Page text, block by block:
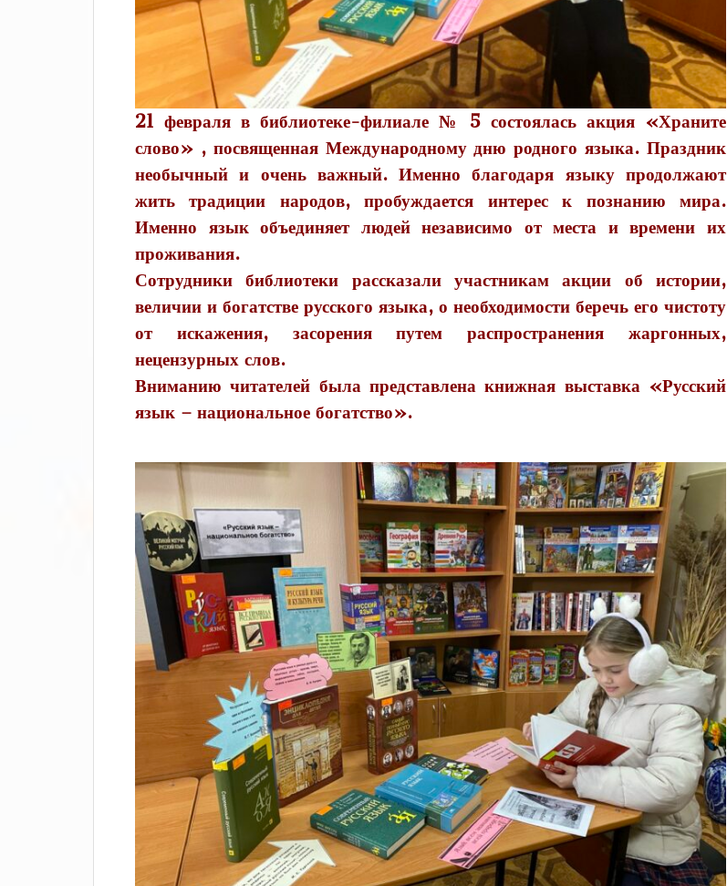
21 февраля в библиотеке-филиале № 5 состоялась акция «Храните
слово» , посвященная Международному дню родного языка. Праздник
необычный и очень важный. Именно благодаря языку продолжают
жить традиции народов, пробуждается интерес к познанию мира.
Именно язык объединяет людей независимо от места и времени их
проживания.
Сотрудники библиотеки рассказали участникам акции об истории,
величии и богатстве русского языка, о необходимости беречь его чистоту
от искажения, засорения путем распространения жаргонных,
нецензурных слов.
Вниманию читателей была представлена книжная выставка «Русский
язык – национальное богатство».